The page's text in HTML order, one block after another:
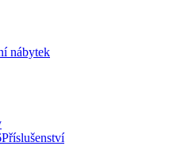
nábytek
Příslušenství